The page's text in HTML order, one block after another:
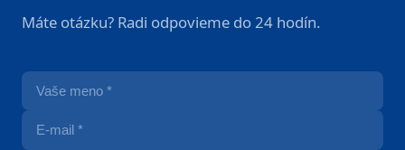
Máte otázku? Radi odpovieme do 24 hodín.